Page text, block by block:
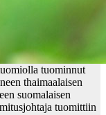
tuominnut
thaimaalaisen
suomalaisen
tuomittiin